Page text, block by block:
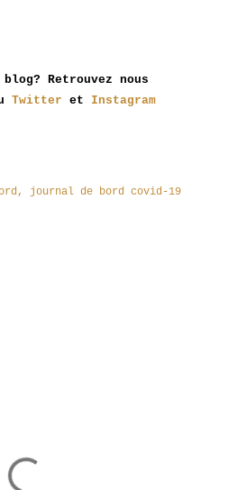
Retrouvez nous
Twitter et Instagram
journal de bord covid-19